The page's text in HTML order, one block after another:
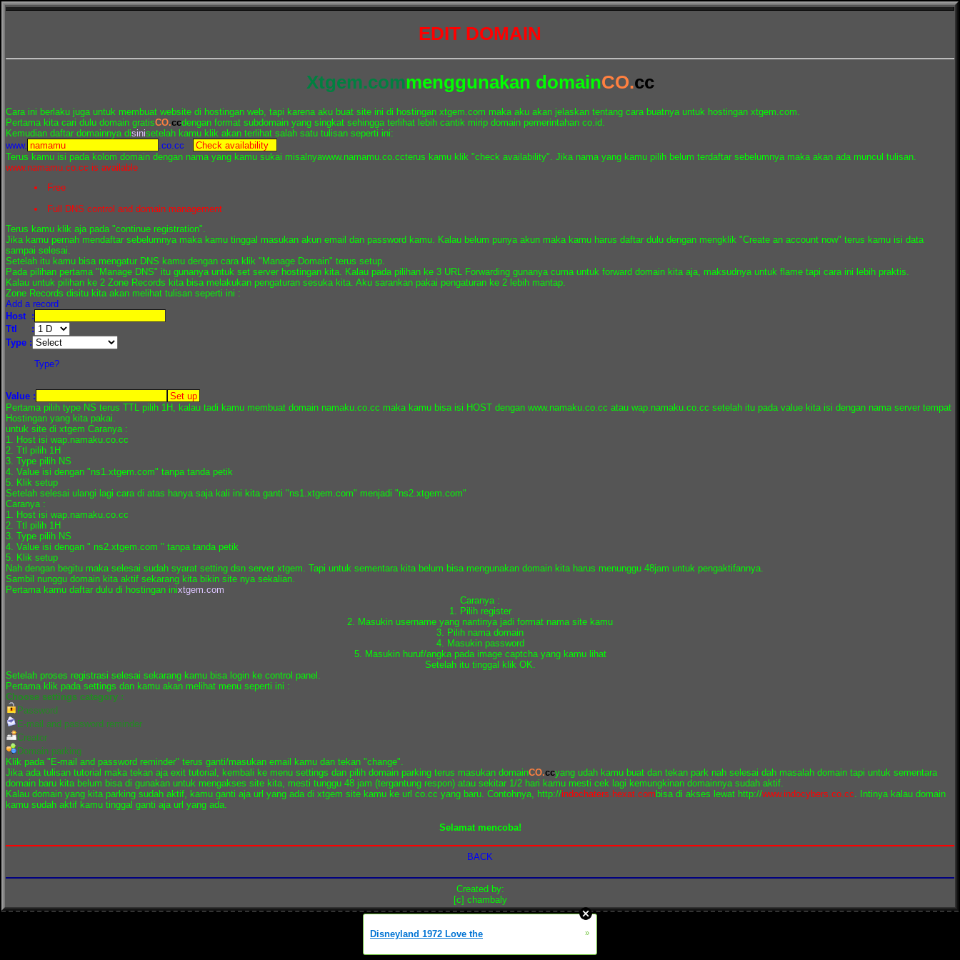
EDIT DOMAIN
Xtgem.commenggunakan domainCO.cc
Cara ini berlaku juga untuk membuat website di hostingan web, tapi karena aku buat site ini di hostingan xtgem.com maka aku akan jelaskan tentang cara buatnya untuk hostingan xtgem.com.
Pertama kita cari dulu domain gratisCO.ccdengan format subdomain yang singkat sehingga terlihat lebih cantik mirip domain pemerintahan co.id.
Kemudian daftar domainnya disinisetelah kamu klik akan terlihat salah satu tulisan seperti ini:
www.
.co.cc
Terus kamu isi pada kolom domain dengan nama yang kamu sukai misalnyawww.namamu.co.ccterus kamu klik "check availability". Jika nama yang kamu pilih belum terdaftar sebelumnya maka akan ada muncul tulisan.
www.namamu.co.cc is available
Free
Full DNS control and domain management
Terus kamu klik aja pada "continue registration".
Jika kamu pernah mendaftar sebelumnya maka kamu tinggal masukan akun email dan password kamu. Kalau belum punya akun maka kamu harus daftar dulu dengan mengklik "Create an account now" terus kamu isi data
sampai selesai.
Setelah itu kamu bisa mengatur DNS kamu dengan cara klik "Manage Domain" terus setup.
Pada pilihan pertama "Manage DNS" itu gunanya untuk set server hostingan kita. Kalau pada pilihan ke 3 URL Forwarding gunanya cuma untuk forward domain kita aja, maksudnya untuk flame tapi cara ini lebih praktis.
Kalau untuk pilihan ke 2 Zone Records kita bisa melakukan pengaturan sesuka kita. Aku sarankan pakai pengaturan ke 2 lebih mantap.
Zone Records disitu kita akan melihat tulisan seperti ini :
Add a record
Host :
Ttl :
Type :
Type?
Value :
Pertama pilih type NS terus TTL pilih 1H, kalau tadi kamu membuat domain namaku.co.cc maka kamu bisa isi HOST dengan www.namaku.co.cc atau wap.namaku.co.cc setelah itu pada value kita isi dengan nama server tempat
Hostingan yang kita pakai.
untuk site di xtgem Caranya :
1. Host isi wap.namaku.co.cc
2. Ttl pilih 1H
3. Type pilih NS
4. Value isi dengan "ns1.xtgem.com" tanpa tanda petik
5. Klik setup
Setelah selesai ulangi lagi cara di atas hanya saja kali ini kita ganti "ns1.xtgem.com" menjadi "ns2.xtgem.com"
Caranya :
1. Host isi wap.namaku.co.cc
2. Ttl pilih 1H
3. Type pilih NS
4. Value isi dengan " ns2.xtgem.com " tanpa tanda petik
5. Klik setup
Nah dengan begitu maka selesai sudah syarat setting dsn server xtgem. Tapi untuk sementara kita belum bisa mengunakan domain kita harus menunggu 48jam untuk pengaktifannya.
Sambil nunggu domain kita aktif sekarang kita bikin site nya sekalian.
Pertama kamu daftar dulu di hostingan inixtgem.com
Caranya :
1. Pilih register
2. Masukin username yang nantinya jadi format nama site kamu
3. Pilih nama domain
4. Masukin password
5. Masukin huruf/angka pada image captcha yang kamu lihat
Setelah itu tinggal klik OK.
Setelah proses registrasi selesai sekarang kamu bisa login ke control panel.
Pertama klik pada settings dan kamu akan melihat menu seperti ini :
Choose settings category :
Password
E-mail and password reminder
Creator
Domain parking
Klik pada "E-mail and password reminder" terus ganti/masukan email kamu dan tekan "change".
Jika ada tulisan tutorial maka tekan aja exit tutorial, kembali ke menu settings dan pilih domain parking terus masukan domainCO.ccyang udah kamu buat dan tekan park nah selesai dah masalah domain tapi untuk sementara
domain baru kita belum bisa di gunakan untuk mengakses site kita, mesti tunggu 48 jam (tergantung respon) atau sekitar 1/2 hari kamu mesti cek lagi kemungkinan domainnya sudah aktif.
Kalau domain yang kita parking sudah aktif, kamu ganti aja url yang ada di xtgem site kamu ke url co.cc yang baru. Contohnya, http://indochaters.hexat.combisa di akses lewat http://www.indocybers.co.cc . Intinya kalau domain
kamu sudah aktif kamu tinggal ganti aja url yang ada.
Selamat mencoba!
BACK
Created by:
[c] chambaly
Disneyland 1972 Love the »